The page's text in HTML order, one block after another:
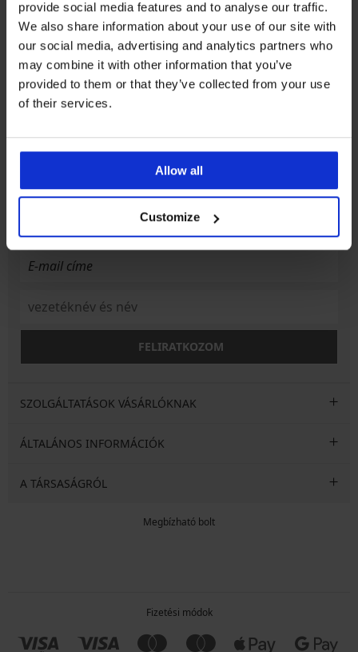
provide social media features and to analyse our traffic.
We also share information about your use of our site with
our social media, advertising and analytics partners who
may combine it with other information that you’ve
provided to them or that they’ve collected from your use
of their services.
Allow all
Customize
Kedvező Hogyan válasszon
Ügyfélszolgálat
FELIRATKOZOM
SZOLGÁLTATÁSOK VÁSÁRLÓKNAK
ÁLTALÁNOS INFORMÁCIÓK
A TÁRSASÁGRÓL
Megbízható bolt
Fizetési módok